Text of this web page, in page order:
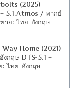
(2025)
5.1.Atmos / พากย์
าย: ไทย-อังกฤษ
Home (2021)
งกฤษ DTS-5.1 +
: ไทย-อังกฤษ